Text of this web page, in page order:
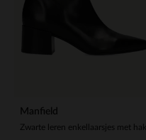
Manfield
Zwarte leren enkellaarsjes met hak